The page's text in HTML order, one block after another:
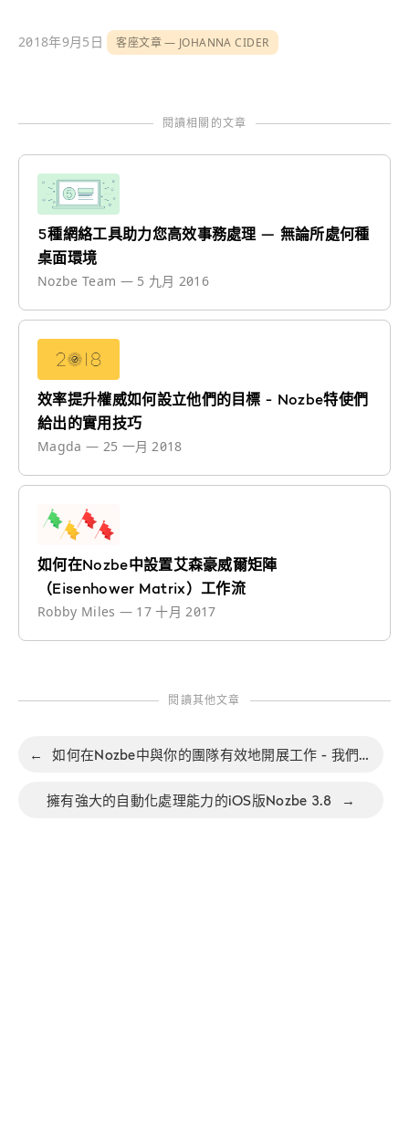
2018年9月5日 客座文章 JOHANNA CIDER
閱讀相關的文章
5種網絡工具助力您高效事務處理 — 無論所處何種
桌面環境
Nozbe Team — 5 九月 2016
效率提升權威如何設立他們的目標 - Nozbe特使們
給出的實用技巧
Magda — 25 一月 2018
如何在Nozbe中設置艾森豪威爾矩陣
（Eisenhower Matrix）工作流
Robby Miles — 17 十月 2017
閱讀其他文章
← 如何在Nozbe中與你的團隊有效地開展工作 - 我們的月度FAQ文章系列，第16部分
擁有強大的自動化處理能力的iOS版Nozbe 3.8 →